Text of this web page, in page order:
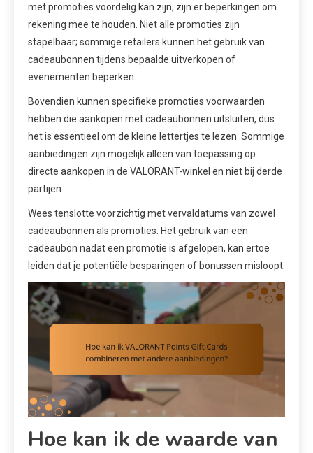
met promoties voordelig kan zijn, zijn er beperkingen om
rekening mee te houden. Niet alle promoties zijn
stapelbaar; sommige retailers kunnen het gebruik van
cadeaubonnen tijdens bepaalde uitverkopen of
evenementen beperken.
Bovendien kunnen specifieke promoties voorwaarden
hebben die aankopen met cadeaubonnen uitsluiten, dus
het is essentieel om de kleine lettertjes te lezen. Sommige
aanbiedingen zijn mogelijk alleen van toepassing op
directe aankopen in de VALORANT-winkel en niet bij derde
partijen.
Wees tenslotte voorzichtig met vervaldatums van zowel
cadeaubonnen als promoties. Het gebruik van een
cadeaubon nadat een promotie is afgelopen, kan ertoe
leiden dat je potentiële besparingen of bonussen misloopt.
Hoe kan ik de waarde van